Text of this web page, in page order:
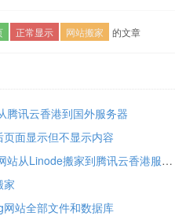
正常显示 网站搬家 的文章
腾讯云香港到国外服务器
页面显示但不显示内容
【记录】crifan.org的WordPress网站从Linode搬家到腾讯云香港服务器
家
网站全部文件和数据库